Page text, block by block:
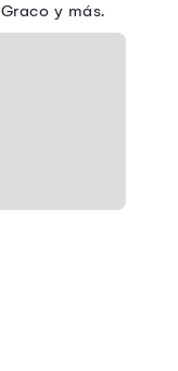
y más.